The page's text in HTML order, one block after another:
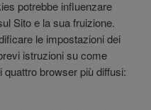
potrebbe influenzare
Sito e la sua fruizione.
le impostazioni dei
istruzioni su come
browser più diffusi: